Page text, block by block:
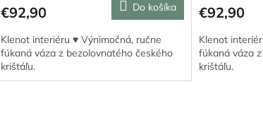
€92,90 Do košíka
Klenot interiéru ♥ Výnimočná, ručne
fúkaná váza z bezolovnatého českého
krištáľu.
€92,90
Klenot
fúkaná váza
krištáľu.